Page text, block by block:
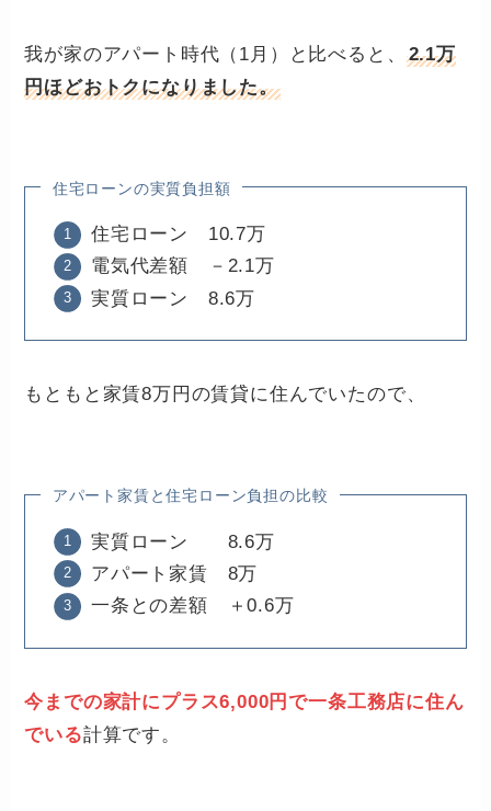
我が家のアパート時代（1月）と比べると、
2.1万
円ほどおトクになりました。
住宅ローンの実質負担額
住宅ローン 10.7万
電気代差額 －2.1万
実質ローン 8.6万
もともと家賃8万円の賃貸に住んでいたので、
アパート家賃と住宅ローン負担の比較
実質ローン 8.6万
アパート家賃 8万
一条との差額 ＋0.6万
今までの家計にプラス6,000円で一条工務店に住ん
でいる計算です。